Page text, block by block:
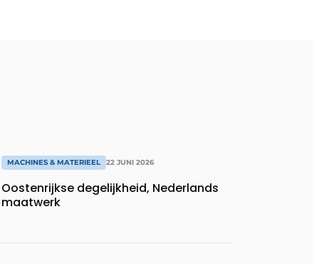
MACHINES & MATERIEEL 22 JUNI 2026
Oostenrijkse degelijkheid, Nederlands
maatwerk